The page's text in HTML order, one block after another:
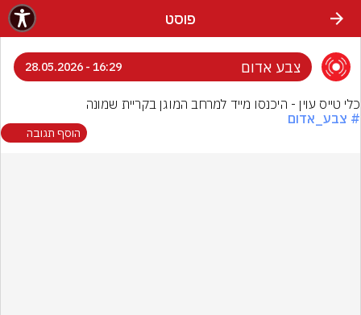
פוסט
צבע אדום 16:29 - 28.05.2026
כלי טייס עוין - היכנסו מייד למרחב המוגן בקריית שמונה
# צבע_אדום
הוסף תגובה